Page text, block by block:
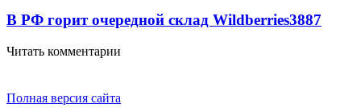
В РФ горит очередной склад Wildberries3887
Читать комментарии
Полная версия сайта